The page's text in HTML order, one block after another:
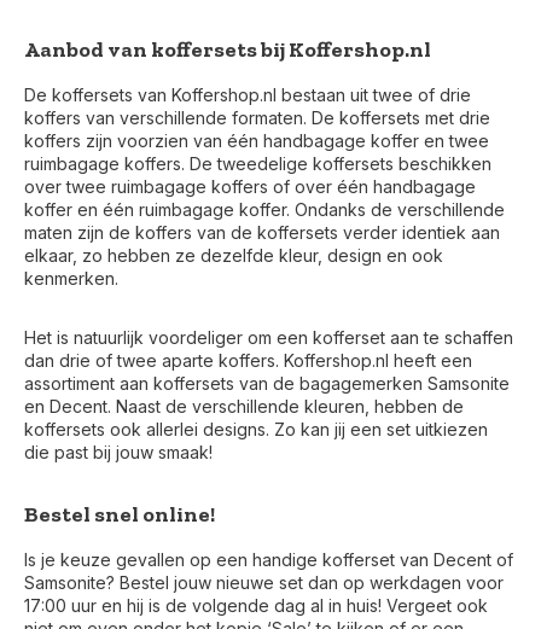
Aanbod van koffersets bij Koffershop.nl
De koffersets van Koffershop.nl bestaan uit twee of drie
koffers van verschillende formaten. De koffersets met drie
koffers zijn voorzien van één handbagage koffer en twee
ruimbagage koffers. De tweedelige koffersets beschikken
over twee ruimbagage koffers of over één handbagage
koffer en één ruimbagage koffer. Ondanks de verschillende
maten zijn de koffers van de koffersets verder identiek aan
elkaar, zo hebben ze dezelfde kleur, design en ook
kenmerken.
Het is natuurlijk voordeliger om een kofferset aan te schaffen
dan drie of twee aparte koffers. Koffershop.nl heeft een
assortiment aan koffersets van de bagagemerken Samsonite
en Decent. Naast de verschillende kleuren, hebben de
koffersets ook allerlei designs. Zo kan jij een set uitkiezen
die past bij jouw smaak!
Bestel snel online!
Is je keuze gevallen op een handige kofferset van Decent of
Samsonite? Bestel jouw nieuwe set dan op werkdagen voor
17:00 uur en hij is de volgende dag al in huis! Vergeet ook